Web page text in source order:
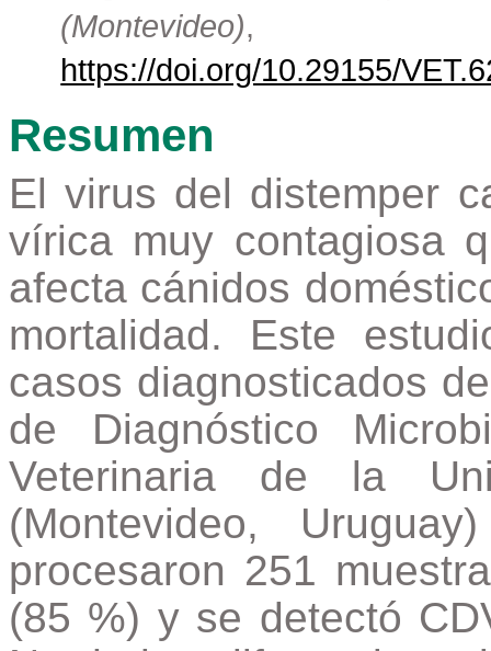
(Montevideo),
https://doi.org/10.29155/
Resumen
El virus del distemper
vírica muy contagiosa
afecta cánidos
mortalidad. Este
casos diagnosticados
de Diagnóstico
Veterinaria de la
(Montevideo,
procesaron 251
(85 %) y se detectó